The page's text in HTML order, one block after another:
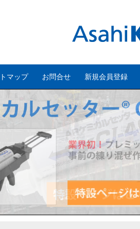
マップ お問合せ 新規会員登録